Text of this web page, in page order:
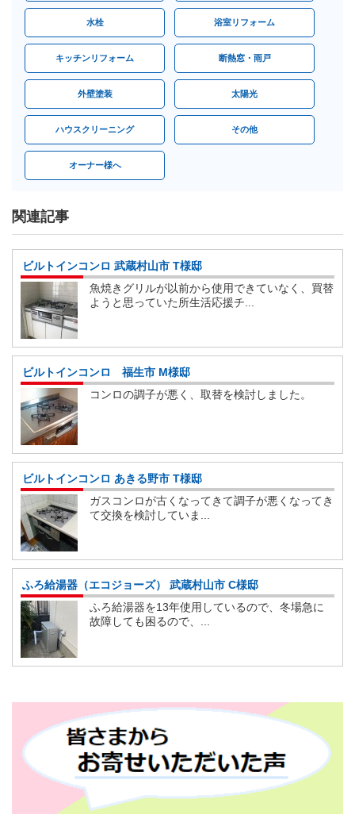
水栓 浴室リフォーム
キッチンリフォーム 断熱窓・雨戸
外壁塗装 太陽光
ハウスクリーニング その他
オーナー様へ
関連記事
ビルトインコンロ 武蔵村山市 T様邸
魚焼きグリルが以前から使用できていなく、買替
ようと思っていた所生活応援チ...
ビルトインコンロ 福生市 M様邸
コンロの調子が悪く、取替を検討しました。
ビルトインコンロ あきる野市 T様邸
ガスコンロが古くなってきて調子が悪くなってき
て交換を検討していま...
ふろ給湯器（エコジョーズ） 武蔵村山市 C様邸
ふろ給湯器を13年使用しているので、冬場急に
故障しても困るので、...